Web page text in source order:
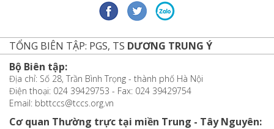
TỔNG BIÊN TẬP: PGS, TS DƯƠNG TRUNG Ý
Bộ Biên tập:
Địa chỉ: Số 28, Trần Bình Trọng - thành phố Hà Nội
Điện thoại: 024 39429753 - Fax: 024 39429754
Email: bbttccs@tccs.org.vn
Cơ quan Thường trực tại miền Trung - Tây Nguyên: